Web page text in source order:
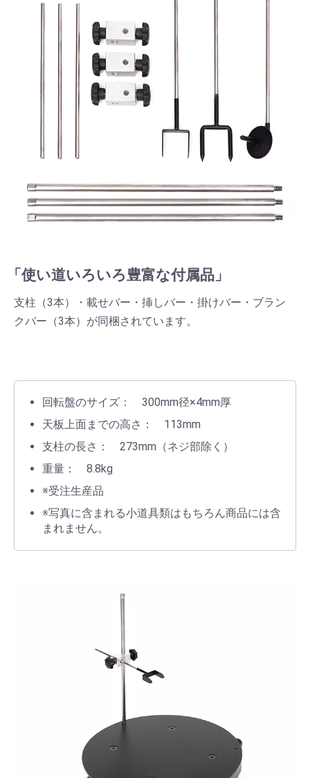
「使い道いろいろ豊富な付属品」
支柱（3本）・載せバー・挿しバー・掛けバー・ブラン
クバー（3本）が同梱されています。
回転盤のサイズ： 300mm径×4mm厚
天板上面までの高さ： 113mm
支柱の長さ： 273mm（ネジ部除く）
重量： 8.8kg
※受注生産品
※写真に含まれる小道具類はもちろん商品には含
まれません。